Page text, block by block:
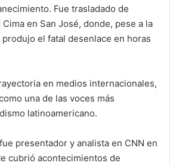
Fue trasladado de
en San José, donde, pese a la
el fatal desenlace en horas
en medios internacionales,
una de las voces más
latinoamericano.
presentador y analista en CNN en
cubrió acontecimientos de